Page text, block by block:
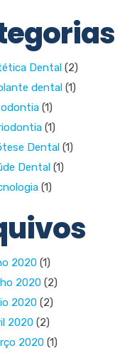
Dental (2)
dental (1)
(1)
(1)
Dental (1)
Dental (1)
(1)
2020 (1)
2020 (2)
2020 (2)
2020 (2)
2020 (1)